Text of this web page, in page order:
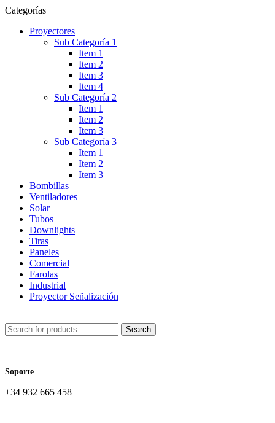
Categorías
Proyectores
Sub Categoría 1
Item 1
Item 2
Item 3
Item 4
Sub Categoría 2
Item 1
Item 2
Item 3
Sub Categoría 3
Item 1
Item 2
Item 3
Bombillas
Ventiladores
Solar
Tubos
Downlights
Tiras
Paneles
Comercial
Farolas
Industrial
Proyector Señalización
Search
Soporte
+34 932 665 458‬